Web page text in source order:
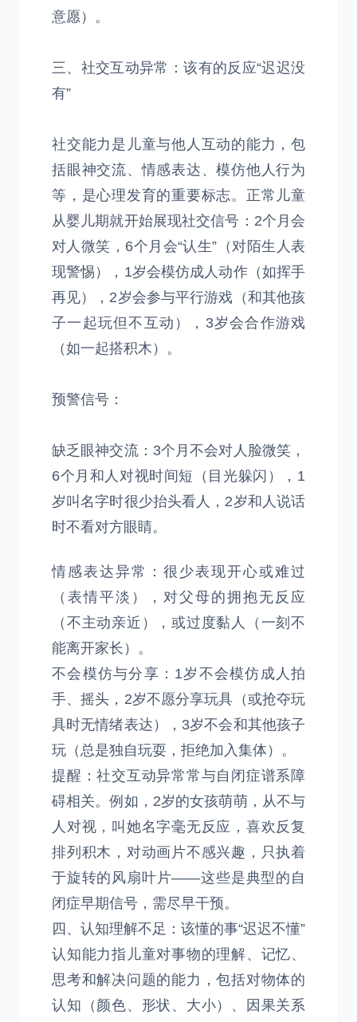
意愿）。
三、社交互动异常：该有的反应“迟迟没
有”
社交能力是儿童与他人互动的能力，包
括眼神交流、情感表达、模仿他人行为
等，是心理发育的重要标志。正常儿童
从婴儿期就开始展现社交信号：2个月会
对人微笑，6个月会“认生”（对陌生人表
现警惕），1岁会模仿成人动作（如挥手
再见），2岁会参与平行游戏（和其他孩
子一起玩但不互动），3岁会合作游戏
（如一起搭积木）。
预警信号：
缺乏眼神交流：3个月不会对人脸微笑，
6个月和人对视时间短（目光躲闪），1
岁叫名字时很少抬头看人，2岁和人说话
时不看对方眼睛。
情感表达异常：很少表现开心或难过
（表情平淡），对父母的拥抱无反应
（不主动亲近），或过度黏人（一刻不
能离开家长）。
不会模仿与分享：1岁不会模仿成人拍
手、摇头，2岁不愿分享玩具（或抢夺玩
具时无情绪表达），3岁不会和其他孩子
玩（总是独自玩耍，拒绝加入集体）。
提醒：社交互动异常常与自闭症谱系障
碍相关。例如，2岁的女孩萌萌，从不与
人对视，叫她名字毫无反应，喜欢反复
排列积木，对动画片不感兴趣，只执着
于旋转的风扇叶片——这些是典型的自
闭症早期信号，需尽早干预。
四、认知理解不足：该懂的事“迟迟不懂”
认知能力指儿童对事物的理解、记忆、
思考和解决问题的能力，包括对物体的
认知（颜色、形状、大小）、因果关系